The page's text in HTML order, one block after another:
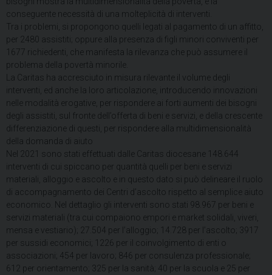
conseguente necessità di una molteplicità di interventi.
Tra i problemi, si propongono quelli legati al pagamento di un affitto,
per 2480 assistiti; oppure alla presenza di figli minori conviventi per
1677 richiedenti, che manifesta la rilevanza che può assumere il
problema della povertà minorile.
La Caritas ha accresciuto in misura rilevante il volume degli
interventi, ed anche la loro articolazione, introducendo innovazioni
nelle modalità erogative, per rispondere ai forti aumenti dei bisogni
degli assistiti, sul fronte dell’offerta di beni e servizi, e della crescente
differenziazione di questi, per rispondere alla multidimensionalità
della domanda di aiuto
Nel 2021 sono stati effettuati dalle Caritas diocesane 148.644
interventi di cui spiccano per quantità quelli per beni e servizi
materiali, alloggio e ascolto e in questo dato si può delineare il ruolo
di accompagnamento dei Centri d’ascolto rispetto al semplice aiuto
economico. Nel dettaglio gli interventi sono stati 98.967 per beni e
servizi materiali (tra cui compaiono empori e market solidali, viveri,
mensa e vestiario); 27.504 per l’alloggio; 14.728 per l’ascolto; 3917
per sussidi economici; 1226 per il coinvolgimento di enti o
associazioni; 454 per lavoro; 846 per consulenza professionale;
612 per orientamento; 325 per la sanità; 40 per la scuola e 25 per